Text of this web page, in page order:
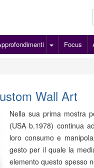
Focus
Wall Art
Nella sua prima mostra
(USA b.1978) continua
loro consumo e
gesto per il quale la
elemento questo spesso